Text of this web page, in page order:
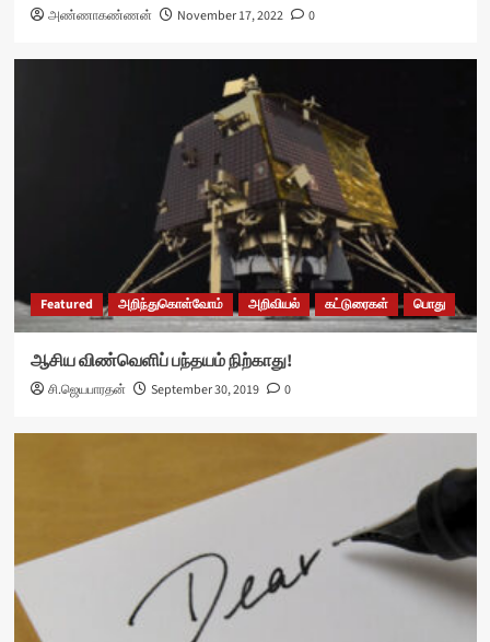
அண்ணாகண்ணன் November 17, 2022 0
Featured அறிந்துகொள்வோம் அறிவியல் கட்டுரைகள் பொது
ஆசிய விண்வெளிப் பந்தயம் நிற்காது!
சி.ஜெயபாரதன் September 30, 2019 0